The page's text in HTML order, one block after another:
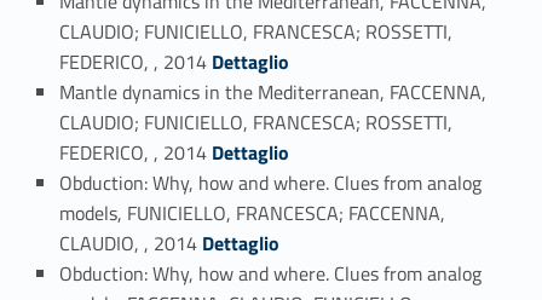
CLAUDIO; FUNICIELLO, FRANCESCA; ROSSETTI,
FEDERICO, , 2014 Link identifier #identifier_person_82837-115
Dettaglio
Mantle dynamics in the Mediterranean, FACCENNA,
CLAUDIO; FUNICIELLO, FRANCESCA; ROSSETTI,
FEDERICO, , 2014 Link identifier #identifier_person_27309-116
Dettaglio
Obduction: Why, how and where. Clues from analog
models, FUNICIELLO, FRANCESCA; FACCENNA,
CLAUDIO, , 2014 Link identifier #identifier_person_45797-117
Dettaglio
Obduction: Why, how and where. Clues from analog